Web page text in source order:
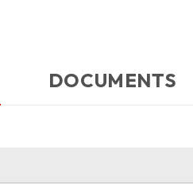
DOCUMENTS